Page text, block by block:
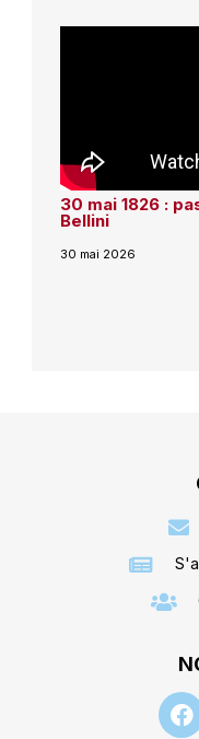
30 mai 1826 :
Bellini
30 mai 2026